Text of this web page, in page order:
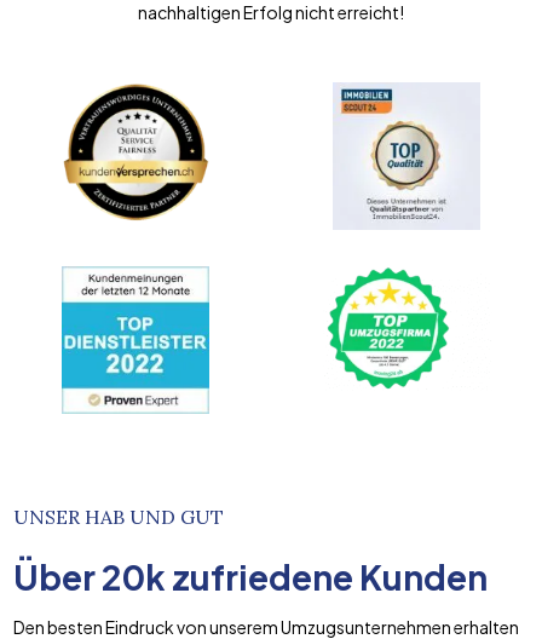
nachhaltigen Erfolg nicht erreicht!
UNSER HAB UND GUT
Über20k zufriedene Kunden
Den besten Eindruck von unserem Umzugsunternehmen erhalten